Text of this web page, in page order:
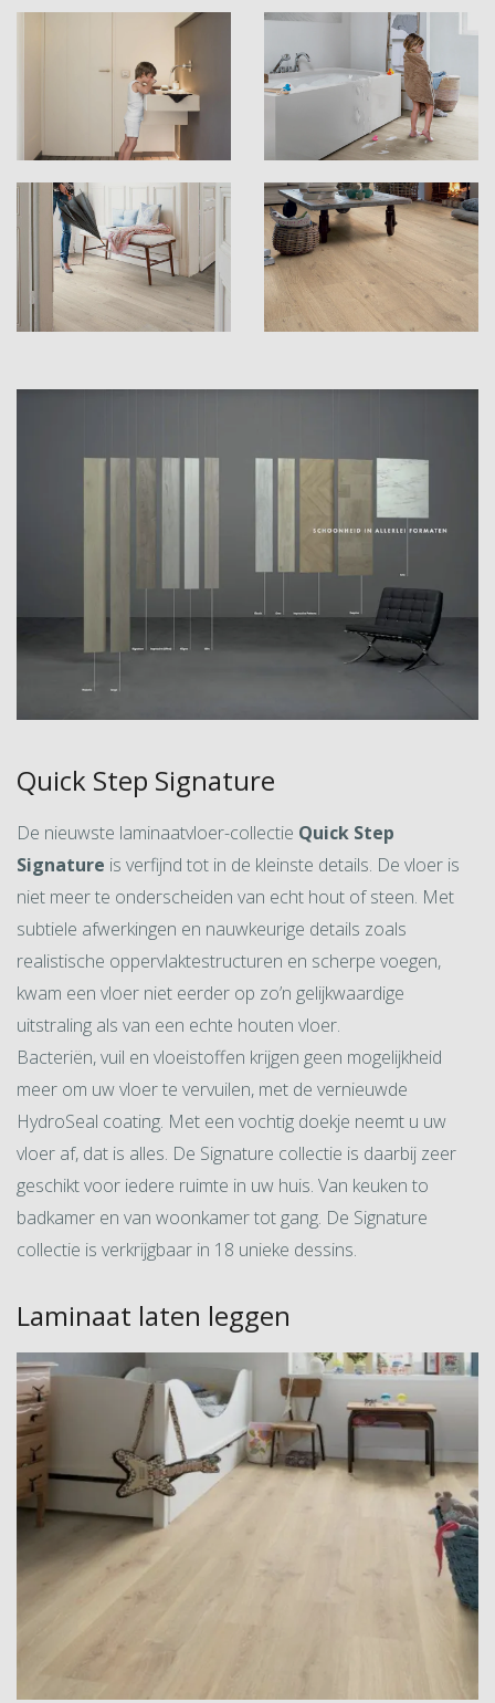
Quick Step Signature
De nieuwste laminaatvloer-collectie Quick Step
Signature is verfijnd tot in de kleinste details. De vloer is
niet meer te onderscheiden van echt hout of steen. Met
subtiele afwerkingen en nauwkeurige details zoals
realistische oppervlaktestructuren en scherpe voegen,
kwam een vloer niet eerder op zo’n gelijkwaardige
uitstraling als van een echte houten vloer.
Bacteriën, vuil en vloeistoffen krijgen geen mogelijkheid
meer om uw vloer te vervuilen, met de vernieuwde
HydroSeal coating. Met een vochtig doekje neemt u uw
vloer af, dat is alles. De Signature collectie is daarbij zeer
geschikt voor iedere ruimte in uw huis. Van keuken to
badkamer en van woonkamer tot gang. De Signature
collectie is verkrijgbaar in 18 unieke dessins.
Laminaat laten leggen